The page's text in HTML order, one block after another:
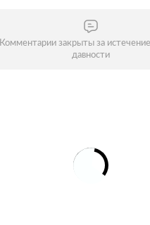
Комментарии закрыты за
давности